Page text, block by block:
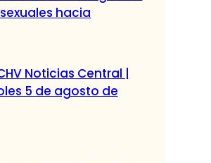
hacia
Noticias Central |
5 de agosto de